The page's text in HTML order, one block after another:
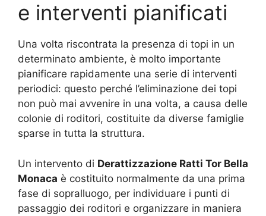
e interventi pianificati
Una volta riscontrata la presenza di topi in un
determinato ambiente, è molto importante
pianificare rapidamente una serie di interventi
periodici: questo perché l’eliminazione dei topi
non può mai avvenire in una volta, a causa delle
colonie di roditori, costituite da diverse famiglie
sparse in tutta la struttura.
Un intervento di Derattizzazione Ratti Tor Bella
Monaca è costituito normalmente da una prima
fase di sopralluogo, per individuare i punti di
passaggio dei roditori e organizzare in maniera